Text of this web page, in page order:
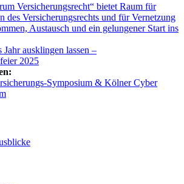
Versicherungsrecht“ bietet Raum für
des Versicherungsrechts und für Vernetzung
Austausch und ein gelungener Start ins
Jahr ausklingen lassen –
2025
Symposium & Kölner Cyber